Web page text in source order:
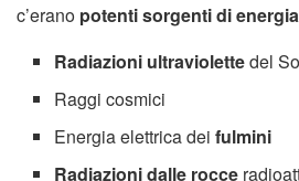
c’erano potenti sorgenti di energia
Radiazioni ultraviolettedel
Raggi cosmici
Energia elettrica deifulmini
Radiazioni dalle rocce